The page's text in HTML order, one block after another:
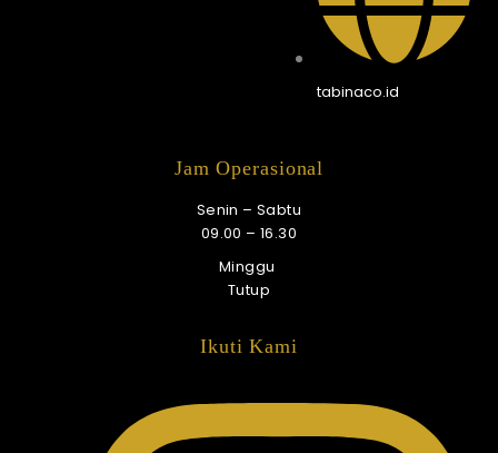
tabinaco.id
Jam Operasional
Senin – Sabtu
09.00 – 16.30
Minggu
Tutup
Ikuti Kami